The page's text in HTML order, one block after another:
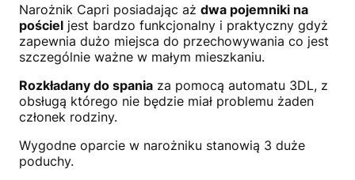
Narożnik Capri posiadając aż dwa pojemniki na
pościel jest bardzo funkcjonalny i praktyczny gdyż
zapewnia dużo miejsca do przechowywania co jest
szczególnie ważne w małym mieszkaniu.
Rozkładany do spania za pomocą automatu 3DL, z
obsługą którego nie będzie miał problemu żaden
członek rodziny.
Wygodne oparcie w narożniku stanowią 3 duże
poduchy.